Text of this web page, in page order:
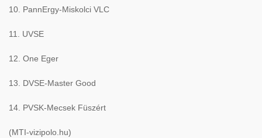
10. PannErgy-Miskolci VLC
11. UVSE
12. One Eger
13. DVSE-Master Good
14. PVSK-Mecsek Füszért
(MTI-vizipolo.hu)